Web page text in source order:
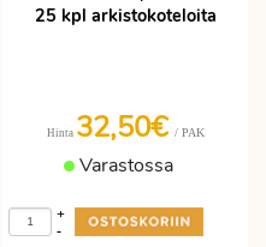
25 kpl arkistokoteloita
Hinta 32,50€ / PAK
Varastossa
-
+